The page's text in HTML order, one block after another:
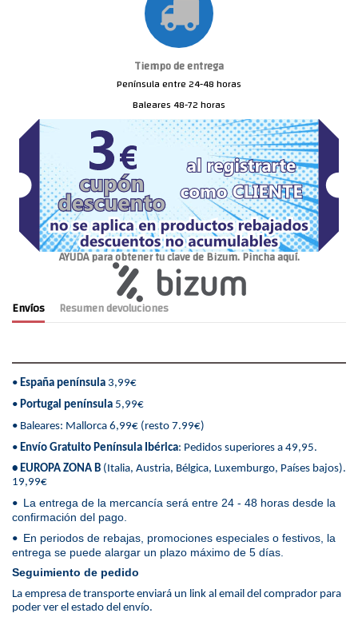
Tiempo de entrega
Península entre 24-48 horas
Baleares 48-72 horas
AYUDA para obtener tu clave de Bizum. Pincha aquí.
Envíos Resumen devoluciones
• España península 3,99€
• Portugal península 5,99€
• Baleares: Mallorca 6,99€ (resto 7.99€)
• Envío Gratuito Península Ibérica: Pedidos superiores a 49,95.
• EUROPA ZONA B (Italia, Austria, Bélgica, Luxemburgo, Países bajos).
19,99€
• La entrega de la mercancía será entre 24 - 48 horas desde la
confirmación del pago.
• En periodos de rebajas, promociones especiales o festivos, la
entrega se puede alargar un plazo máximo de 5 días.
Seguimiento de pedido
La empresa de transporte enviará un link al email del comprador para
poder ver el estado del envío.